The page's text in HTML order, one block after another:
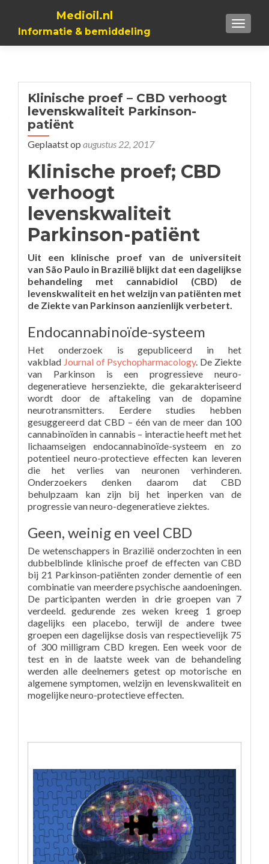
Medioil.nl
Informatie & bemiddeling
Klinische proef – CBD verhoogt
levenskwaliteit Parkinson-
patiënt
Geplaatst op augustus 22, 2017
Klinische proef; CBD
verhoogt
levenskwaliteit
Parkinson-patiënt
Uit een klinische proef van de universiteit
van São Paulo in Brazilië blijkt dat een dagelijkse
behandeling met cannabidiol (CBD) de
levenskwaliteit en het welzijn van patiënten met
de Ziekte van Parkinson aanzienlijk verbetert.
Endocannabinoïde-systeem
Het onderzoek is gepubliceerd in het
vakblad Journal of Psychopharmacology. De Ziekte
van Parkinson is een progressieve neuro-
degeneratieve hersenziekte, die gekarakteriseerd
wordt door de aftakeling van de dopamine
neurotransmitters. Eerdere studies hebben
gesuggereerd dat CBD – één van de meer dan 100
cannabinoïden in cannabis – interactie heeft met het
lichaamseigen endocannabinoïde-systeem en zo
potentieel neuro-protectieve effecten kan leveren
die het verlies van neuronen verhinderen.
Onderzoekers denken daarom dat CBD
behulpzaam kan zijn bij het inperken van de
progressie van neuro-degeneratieve ziektes.
Geen, weinig en veel CBD
De wetenschappers in Brazilië onderzochten in een
dubbelblinde klinische proef de effecten van CBD
bij 21 Parkinson-patiënten zonder dementie of een
combinatie van meerdere psychische aandoeningen.
De participanten werden in drie groepen van 7
verdeeld. gedurende zes weken kreeg 1 groep
dagelijks een placebo, terwijl de andere twee
groepen een dagelijkse dosis van respectievelijk 75
of 300 milligram CBD kregen. Een week voor de
test en in de laatste week van de behandeling
werden alle deelnemers getest op motorische en
algemene symptomen, welzijn en levenskwaliteit en
mogelijke neuro-protectieve effecten.